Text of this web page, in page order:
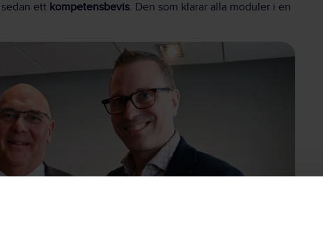
ett kompetensbevis. Den som klarar alla moduler i en